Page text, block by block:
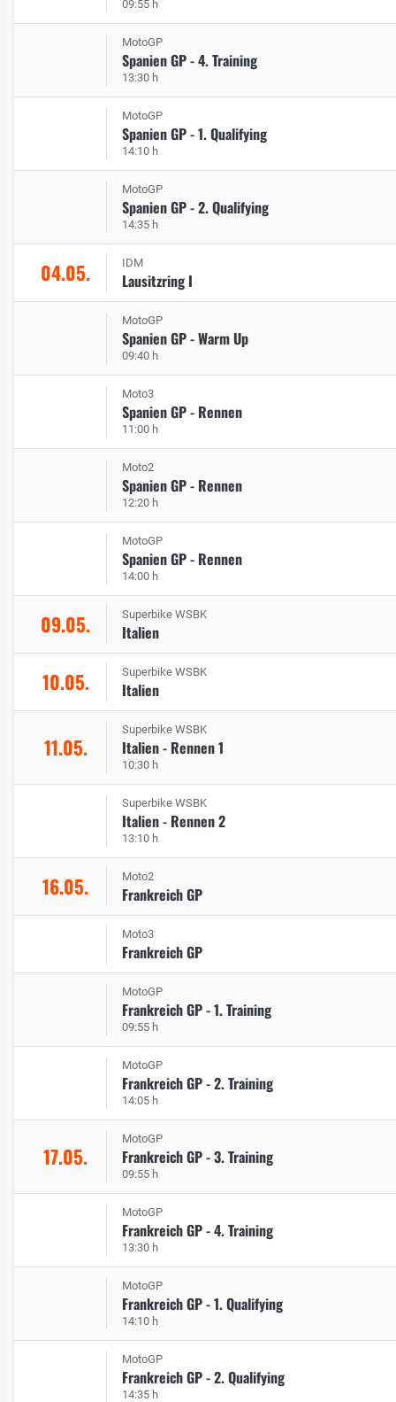
09:55 h
MotoGP
Spanien GP - 4. Training
13:30 h
MotoGP
Spanien GP - 1. Qualifying
14:10 h
MotoGP
Spanien GP - 2. Qualifying
14:35 h
04.05. IDM
Lausitzring I
MotoGP
Spanien GP - Warm Up
09:40 h
Moto3
Spanien GP - Rennen
11:00 h
Moto2
Spanien GP - Rennen
12:20 h
MotoGP
Spanien GP - Rennen
14:00 h
09.05. Superbike WSBK
Italien
10.05. Superbike WSBK
Italien
11.05.
Superbike WSBK
Italien - Rennen 1
10:30 h
Superbike WSBK
Italien - Rennen 2
13:10 h
16.05. Moto2
Frankreich GP
Moto3
Frankreich GP
MotoGP
Frankreich GP - 1. Training
09:55 h
MotoGP
Frankreich GP - 2. Training
14:05 h
17.05.
MotoGP
Frankreich GP - 3. Training
09:55 h
MotoGP
Frankreich GP - 4. Training
13:30 h
MotoGP
Frankreich GP - 1. Qualifying
14:10 h
MotoGP
Frankreich GP - 2. Qualifying
14:35 h